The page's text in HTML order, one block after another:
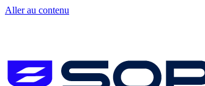
Aller au contenu